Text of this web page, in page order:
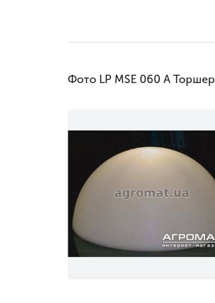
Фото LP MSE 060 A Торшер